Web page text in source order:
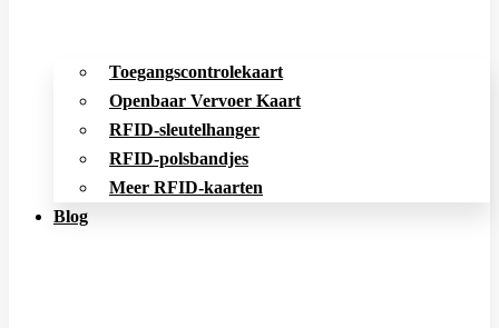
Toegangscontrolekaart
Openbaar Vervoer Kaart
RFID-sleutelhanger
RFID-polsbandjes
Meer RFID-kaarten
Blog